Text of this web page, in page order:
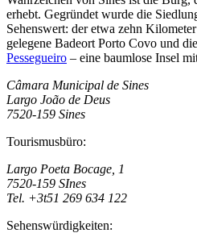
erhebt. Gegründet wurde die
Sehenswert: der etwa zehn
gelegene Badeort Porto Covo und
Pessegueiro – eine baumlose Insel
Câmara Municipal de Sines
Largo João de Deus
7520-159 Sines
Tourismusbüro:
Largo Poeta Bocage, 1
7520-159 SInes
Tel. +3t51 269 634 122
Sehenswürdigkeiten: